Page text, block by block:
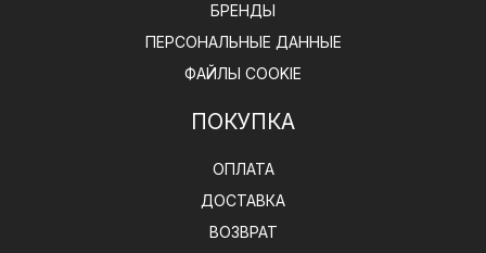
БРЕНДЫ
ПЕРСОНАЛЬНЫЕ ДАННЫЕ
ФАЙЛЫ COOKIE
ПОКУПКА
ОПЛАТА
ДОСТАВКА
ВОЗВРАТ